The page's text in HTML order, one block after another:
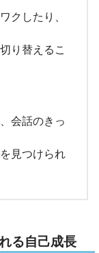
クしたり、
り替えるこ
会話のきっ
見つけられ
る自己成長